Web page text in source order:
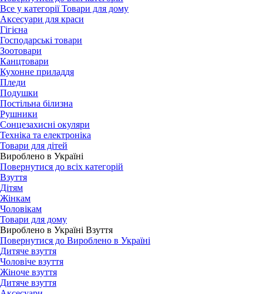
Все у категорії Товари для дому
Аксесуари для краси
Гігієна
Господарські товари
Зоотовари
Канцтовари
Кухонне приладдя
Пледи
Подушки
Постільна білизна
Рушники
Сонцезахисні окуляри
Техніка та електроніка
Товари для дітей
Вироблено в Україні
Повернутися до всіх категорій
Взуття
Дітям
Жінкам
Чоловікам
Товари для дому
Вироблено в Україні Взуття
Повернутися до Вироблено в Україні
Дитяче взуття
Чоловіче взуття
Жіноче взуття
Дитяче взуття